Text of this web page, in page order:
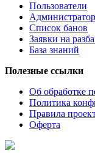
Пользователи
Список банов
Заявки на
База знаний
Полезные ссылки
Об обработке
Политика
Правила
Оферта